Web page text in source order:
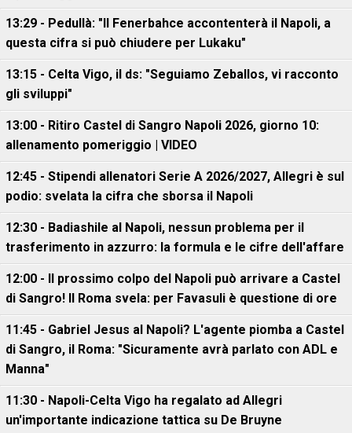
13:29 - Pedullà: "Il Fenerbahce accontenterà il Napoli, a
questa cifra si può chiudere per Lukaku"
13:15 - Celta Vigo, il ds: "Seguiamo Zeballos, vi racconto
gli sviluppi"
13:00 - Ritiro Castel di Sangro Napoli 2026, giorno 10:
allenamento pomeriggio | VIDEO
12:45 - Stipendi allenatori Serie A 2026/2027, Allegri è sul
podio: svelata la cifra che sborsa il Napoli
12:30 - Badiashile al Napoli, nessun problema per il
trasferimento in azzurro: la formula e le cifre dell'affare
12:00 - Il prossimo colpo del Napoli può arrivare a Castel
di Sangro! Il Roma svela: per Favasuli è questione di ore
11:45 - Gabriel Jesus al Napoli? L'agente piomba a Castel
di Sangro, il Roma: "Sicuramente avrà parlato con ADL e
Manna"
11:30 - Napoli-Celta Vigo ha regalato ad Allegri
un'importante indicazione tattica su De Bruyne